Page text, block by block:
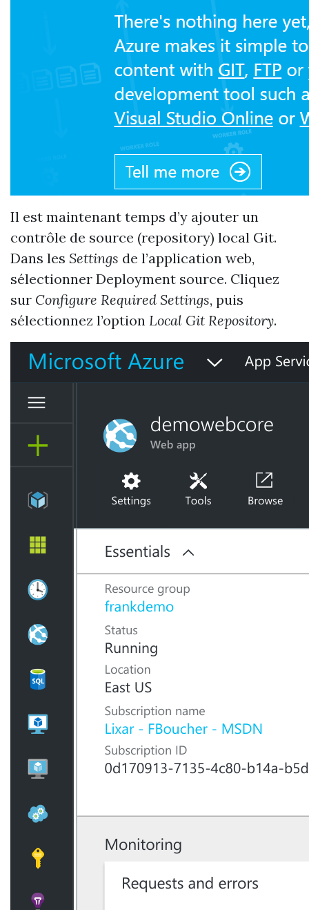
Il est maintenant temps d’y ajouter un
contrôle de source (repository) local Git.
Dans les Settings de l’application web,
sélectionner Deployment source. Cliquez
sur Configure Required Settings, puis
sélectionnez l’option Local Git Repository.